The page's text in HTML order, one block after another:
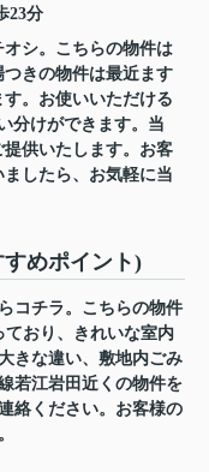
23分
オシ。こちらの物件は
きの物件は最近ます
。お使いいただける
分けができます。当
供いたします。お客
したら、お気軽に当
めポイント)
コチラ。こちらの物件
ており、きれいな室内
きな違い、敷地内ごみ
若江岩田近くの物件を
絡ください。お客様の